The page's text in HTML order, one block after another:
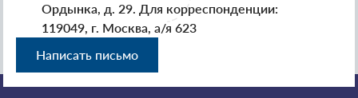
Ордынка, д. 29. Для корреспонденции:
119049, г. Москва, а/я 623
Написать письмо